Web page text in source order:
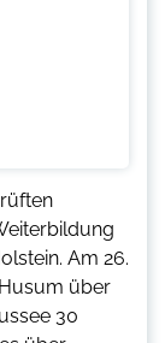
Am 26.
über
30